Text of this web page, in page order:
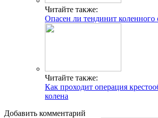
Читайте также:
Опасен ли тендинит коленного
Читайте также:
Как проходит операция
колена
Добавить комментарий